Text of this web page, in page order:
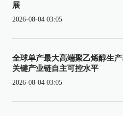
展
2026-08-04 03:05
全球单产最大高端聚乙烯醇生
关键产业链自主可控水平
2026-08-04 03:05